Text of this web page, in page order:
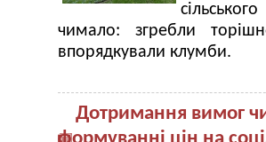
чимало: згребли
впорядкували клумби.
Дотримання вимог